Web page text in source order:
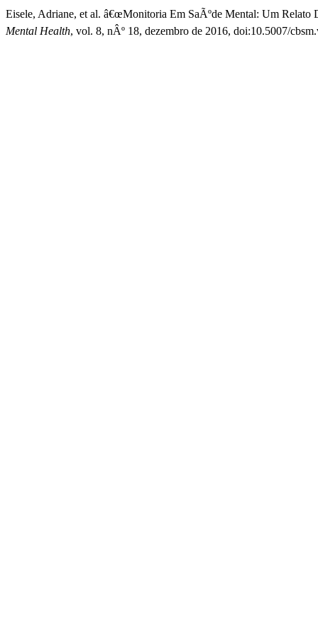
Eisele, Adriane, et al. â€œMonitoria Em SaÃºde Mental: Um Relato
Mental Health, vol. 8, nÂº 18, dezembro de 2016, doi:10.5007/